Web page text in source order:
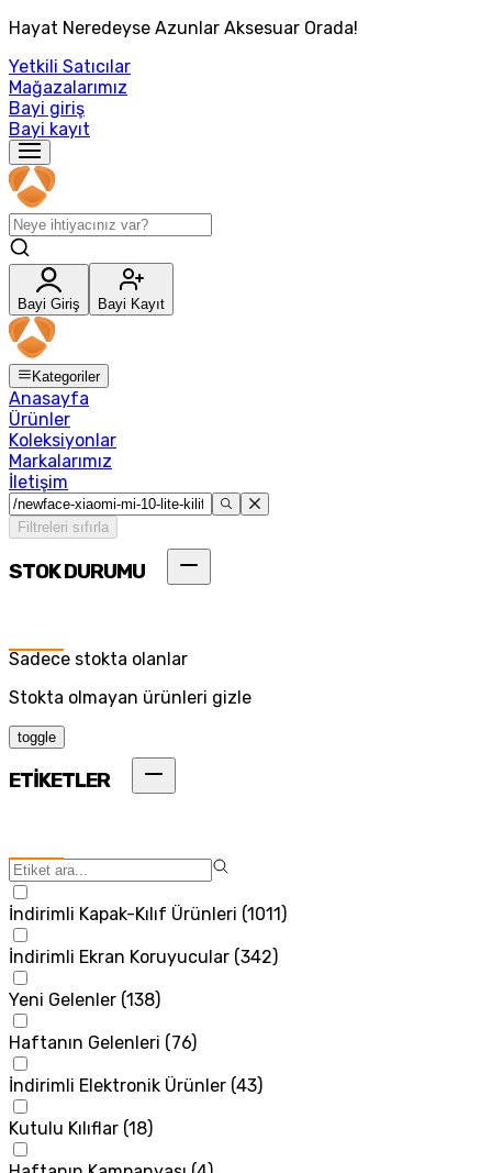
Hayat Neredeyse Azunlar Aksesuar Orada!
Yetkili Satıcılar
Mağazalarımız
Bayi giriş
Bayi kayıt
Bayi Giriş Bayi Kayıt
Kategoriler
Anasayfa
Ürünler
Koleksiyonlar
Markalarımız
İletişim
Filtreleri sıfırla
STOK DURUMU
Sadece stokta olanlar
Stokta olmayan ürünleri gizle
toggle
ETİKETLER
İndirimli Kapak-Kılıf Ürünleri (1011 )
İndirimli Ekran Koruyucular (342)
Yeni Gelenler (138)
Haftanın Gelenleri (76)
İndirimli Elektronik Ürünler (43)
Kutulu Kılıflar (18)